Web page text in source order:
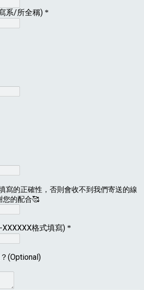
系/所全稱) *
寫的正確性，否則會收不到我們寄送的線
您的配合🥰
格式填寫) *
(Optional)